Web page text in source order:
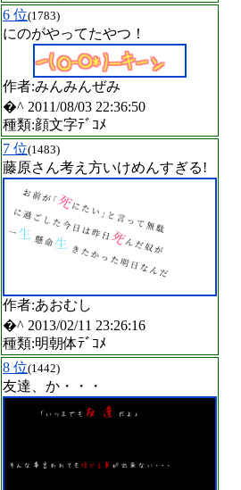
6 位(1783)
にのがやってたやつ！
作者:みんみんぜみ
�^ 2011/08/03 22:36:50
種類:顔文字ﾃﾞｺﾒ
7 位(1483)
藤原さん考え方いけめんすぎる!
作者:あおむし
�^ 2013/02/11 23:26:16
種類:明朝体ﾃﾞｺﾒ
8 位(1442)
友達、か・・・